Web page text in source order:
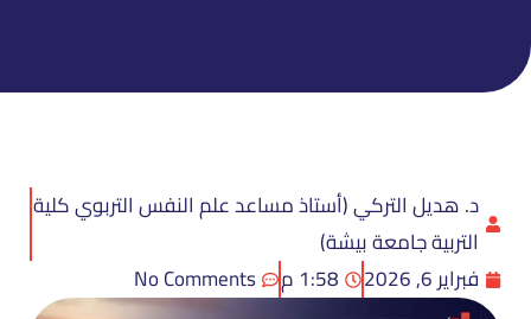
د. هديل التركي (أستاذ مساعد علم النفس التربوي كلية
التربية جامعة بيشة)
فبراير 6, 2026
1:58 م No Comments